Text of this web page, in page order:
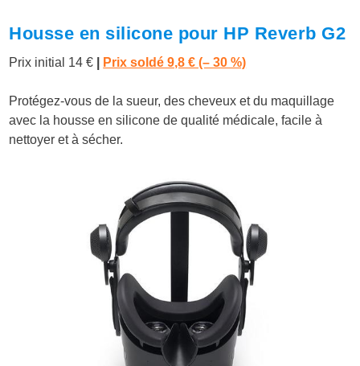
Housse en silicone pour HP Reverb G2
Prix initial 14 € Prix soldé 9,8 € (– 30 %)
Protégez-vous de la sueur, des cheveux et du maquillage
avec la housse en silicone de qualité médicale, facile à
nettoyer et à sécher.